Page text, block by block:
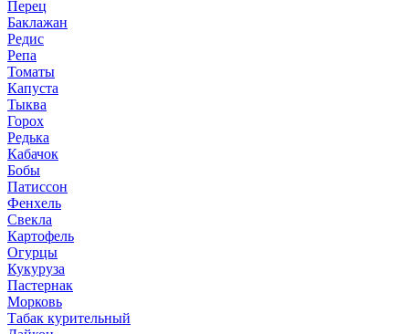
Перец
Баклажан
Редис
Репа
Томаты
Капуста
Тыква
Горох
Редька
Кабачок
Бобы
Патиссон
Фенхель
Свекла
Картофель
Огурцы
Кукуруза
Пастернак
Морковь
Табак курительный